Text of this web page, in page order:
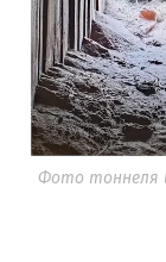
Фото тоннеля